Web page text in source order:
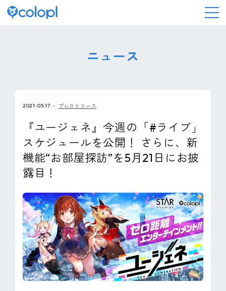
IR情報
採用情報
サステナビリティ
ピンマーク
EN
ニュース
2021.05.17 プレスリリース
『ユージェネ』今週の「#ライブ」
スケジュールを公開！ さらに、新
機能“お部屋探訪”を5月21日にお披
露目！